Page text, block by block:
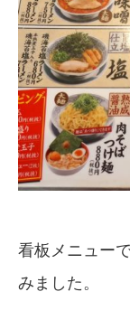
看板メニュー
みました。